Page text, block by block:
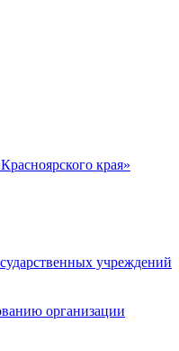
края»
учреждений
организации